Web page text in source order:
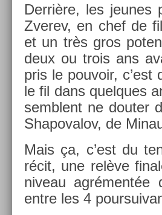
Derrière, les jeunes
Zverev, en chef de
et un très gros
deux ou trois ans
pris le pouvoir, c’est
le fil dans quel­ques
semblent ne dout­er
Shapovalov, de
Mais ça, c’est du
récit, une relève
niveau agrémentée
entre les 4